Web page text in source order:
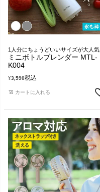
1人分にちょうどいいサイズが大人気
ミニボトルブレンダー MTL-
K004
¥3,590税込
カートに入れる